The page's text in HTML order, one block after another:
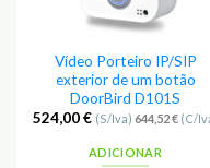
Vídeo Porteiro IP/SIP
exterior de um botão
DoorBird D101S
524,00€ (S/Iva) 644,52€(C/
ADICIONAR